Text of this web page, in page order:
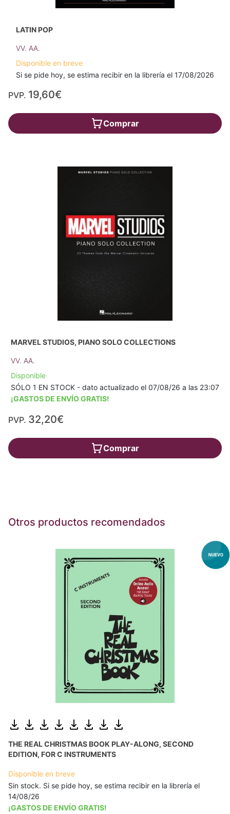
LATIN POP
VV. AA.
Disponible en breve
Si se pide hoy, se estima recibir en la librería el 17/08/2026
PVP. 19,60€
Comprar
MARVEL STUDIOS, PIANO SOLO COLLECTIONS
VV. AA.
Disponible
SÓLO 1 EN STOCK - dato actualizado el 07/08/26 a las 23:07
¡GASTOS DE ENVÍO GRATIS!
PVP. 32,20€
Comprar
Otros productos recomendados
THE REAL CHRISTMAS BOOK PLAY-ALONG, SECOND
EDITION, FOR C INSTRUMENTS
Disponible en breve
Sin stock. Si se pide hoy, se estima recibir en la librería el
14/08/26
¡GASTOS DE ENVÍO GRATIS!